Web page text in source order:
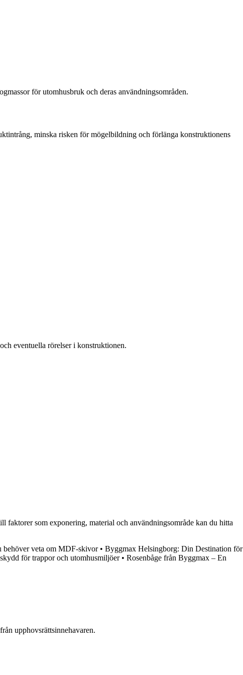
för utomhusbruk och deras användningsområden.
minska risken för mögelbildning och förlänga konstruktionens
eventuella rörelser i konstruktionen.
som exponering, material och användningsområde kan du hitta
veta om MDF-skivor• Byggmax Helsingborg: Din Destination för
för trappor och utomhusmiljöer• Rosenbåge från Byggmax – En
upphovsrättsinnehavaren.